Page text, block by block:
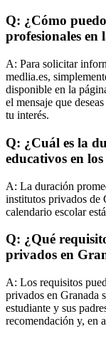
Q: ¿Cómo
profesionales en
A: Para solicitar
medlia.es,
disponible en la
el mensaje que
tu interés.
Q: ¿Cuál es la
educativos en
A: La duración
institutos privados de
calendario escolar
Q: ¿Qué
privados en
A: Los requisitos
privados en Granada
estudiante y sus
recomendación y, en